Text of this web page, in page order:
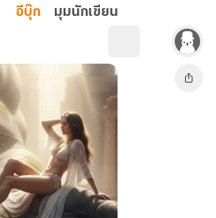
อีบุ๊ก มุมนักเขียน